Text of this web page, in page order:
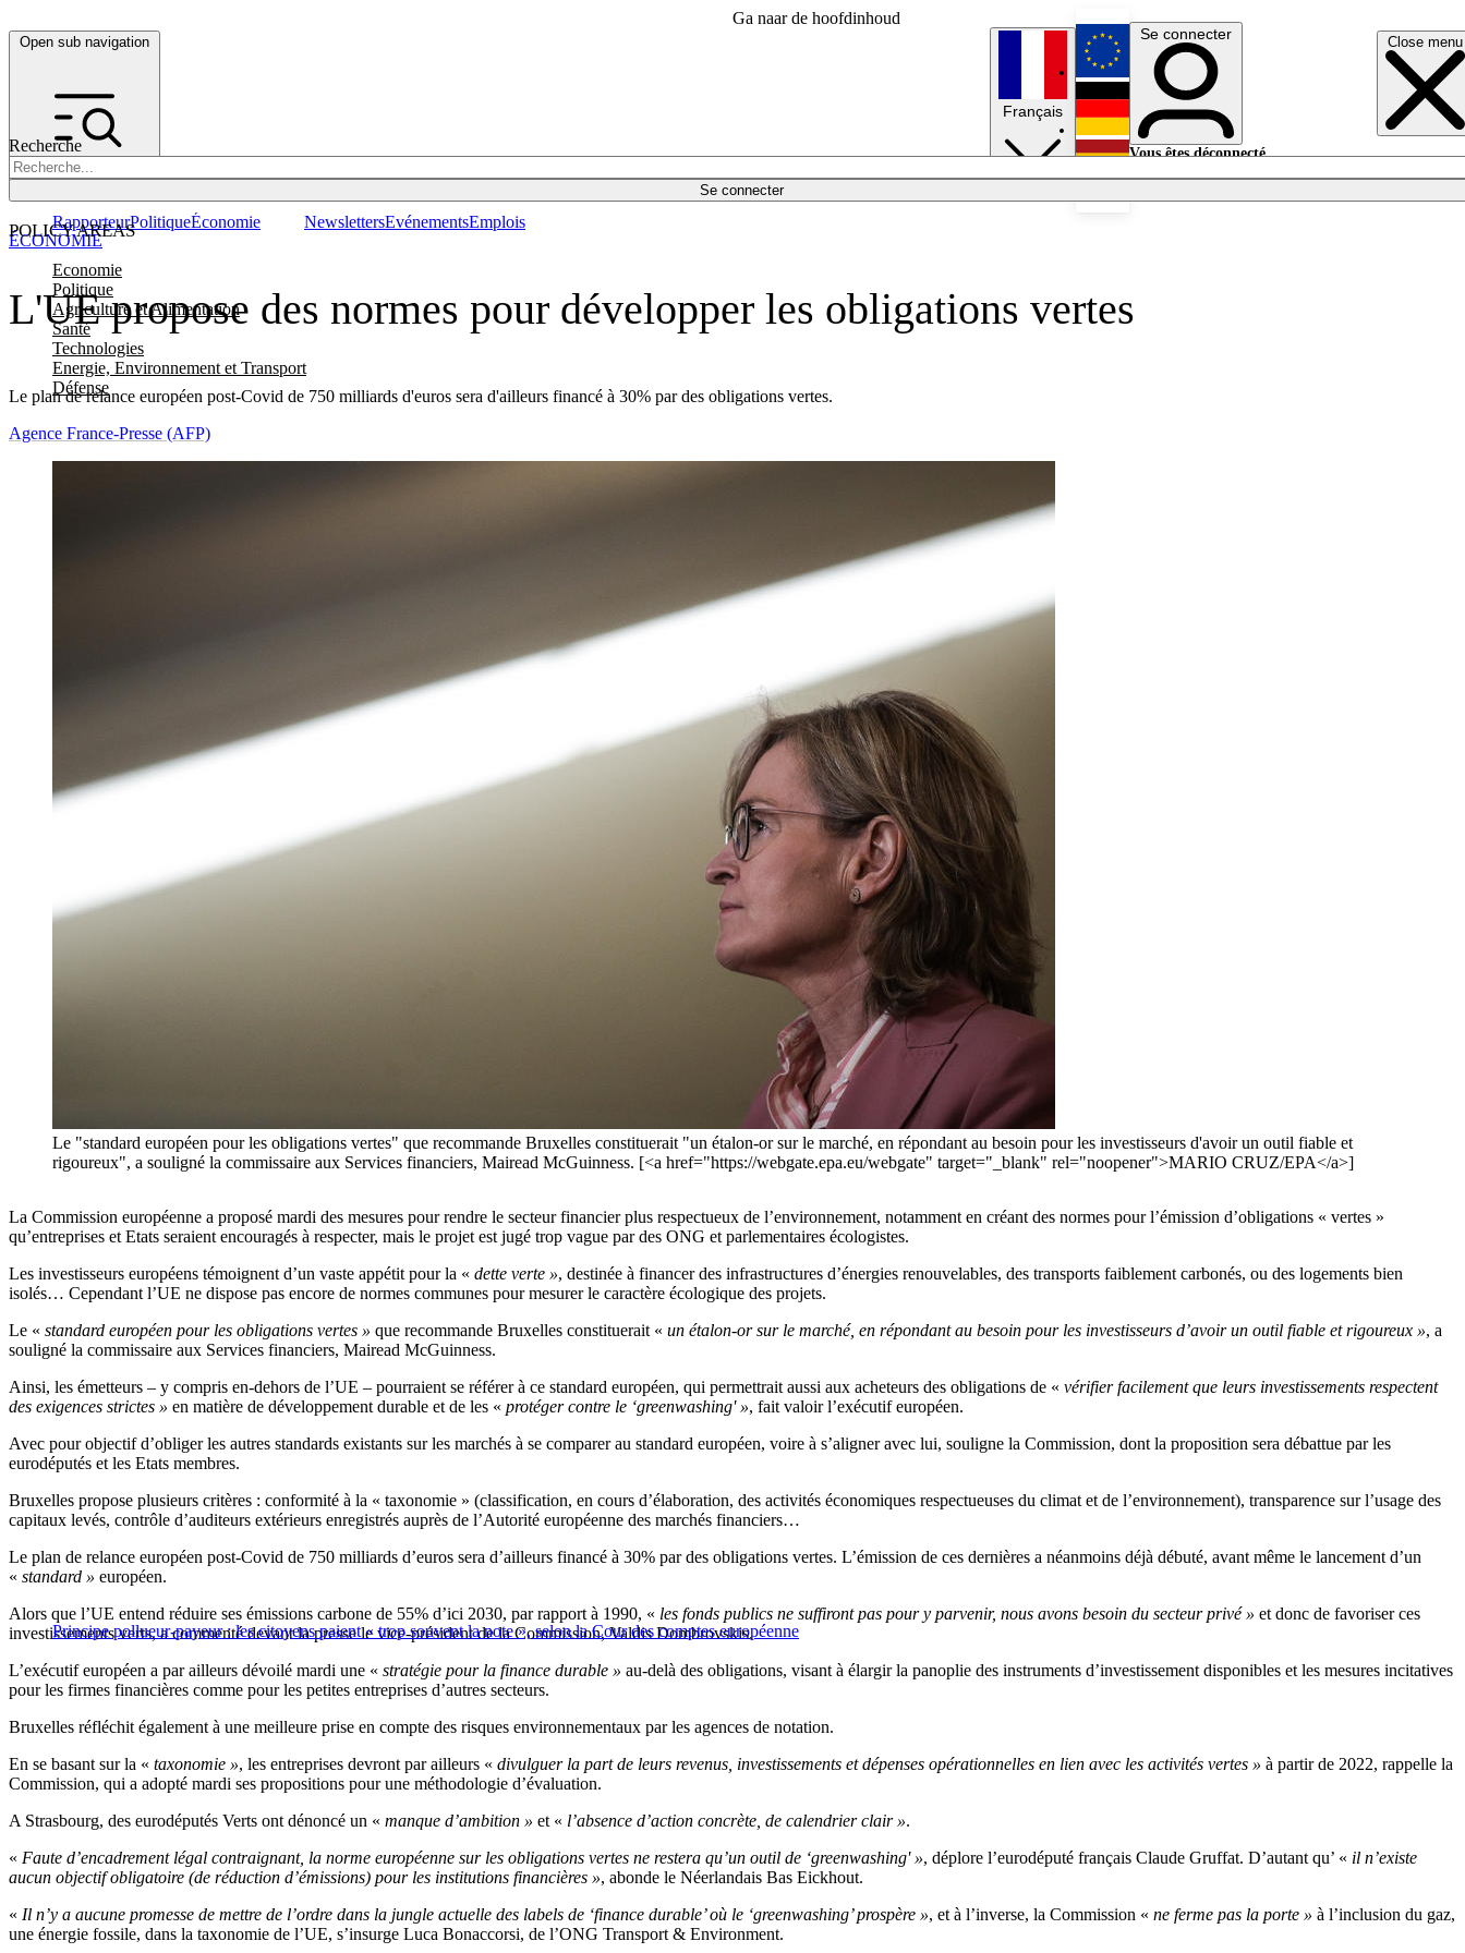
Ga naar de hoofdinhoud
Open sub navigation Close menu
Recherche
Se connecter
POLICY AREAS
Economie
Politique
Agriculture et Alimentation
Santé
Technologies
Energie, Environnement et Transport
Défense
RapporteurPolitiqueÉconomie NewslettersEvénementsEmplois
Français
English
Deutsch
Se connecter
Vous êtes déconnecté.
L'UE propose des normes pour développer les obligations vertes
Le plan de relance européen post-Covid de 750 milliards d'euros sera d'ailleurs financé à 30% par des obligations vertes.
ÉCONOMIE
Agence France-Presse (AFP)
Le "standard européen pour les obligations vertes" que recommande Bruxelles constituerait "un étalon-or sur le marché, en répondant au besoin pour les investisseurs d'avoir un outil fiable et
rigoureux", a souligné la commissaire aux Services financiers, Mairead McGuinness. [<a href="https://webgate.epa.eu/webgate" target="_blank" rel="noopener">MARIO CRUZ/EPA</a>]
La Commission européenne a proposé mardi des mesures pour rendre le secteur financier plus respectueux de l’environnement, notamment en créant des normes pour l’émission d’obligations « vertes »
qu’entreprises et Etats seraient encouragés à respecter, mais le projet est jugé trop vague par des ONG et parlementaires écologistes.
Les investisseurs européens témoignent d’un vaste appétit pour la « dette verte », destinée à financer des infrastructures d’énergies renouvelables, des transports faiblement carbonés, ou des logements bien
isolés… Cependant l’UE ne dispose pas encore de normes communes pour mesurer le caractère écologique des projets.
Le « standard européen pour les obligations vertes » que recommande Bruxelles constituerait « un étalon-or sur le marché, en répondant au besoin pour les investisseurs d’avoir un outil fiable et rigoureux », a
souligné la commissaire aux Services financiers, Mairead McGuinness.
Ainsi, les émetteurs – y compris en-dehors de l’UE – pourraient se référer à ce standard européen, qui permettrait aussi aux acheteurs des obligations de « vérifier facilement que leurs investissements respectent
des exigences strictes » en matière de développement durable et de les « protéger contre le ‘greenwashing' », fait valoir l’exécutif européen.
Avec pour objectif d’obliger les autres standards existants sur les marchés à se comparer au standard européen, voire à s’aligner avec lui, souligne la Commission, dont la proposition sera débattue par les
eurodéputés et les Etats membres.
Bruxelles propose plusieurs critères : conformité à la « taxonomie » (classification, en cours d’élaboration, des activités économiques respectueuses du climat et de l’environnement), transparence sur l’usage des
capitaux levés, contrôle d’auditeurs extérieurs enregistrés auprès de l’Autorité européenne des marchés financiers…
Le plan de relance européen post-Covid de 750 milliards d’euros sera d’ailleurs financé à 30% par des obligations vertes. L’émission de ces dernières a néanmoins déjà débuté, avant même le lancement d’un
« standard » européen.
Principe pollueur-payeur : les citoyens paient « trop souvent la note », selon la Cour des comptes européenne
Alors que l’UE entend réduire ses émissions carbone de 55% d’ici 2030, par rapport à 1990, « les fonds publics ne suffiront pas pour y parvenir, nous avons besoin du secteur privé » et donc de favoriser ces
investissements verts, a commenté devant la presse le vice-président de la Commission, Valdis Dombrovskis.
L’exécutif européen a par ailleurs dévoilé mardi une « stratégie pour la finance durable » au-delà des obligations, visant à élargir la panoplie des instruments d’investissement disponibles et les mesures incitatives
pour les firmes financières comme pour les petites entreprises d’autres secteurs.
Bruxelles réfléchit également à une meilleure prise en compte des risques environnementaux par les agences de notation.
En se basant sur la « taxonomie », les entreprises devront par ailleurs « divulguer la part de leurs revenus, investissements et dépenses opérationnelles en lien avec les activités vertes » à partir de 2022, rappelle la
Commission, qui a adopté mardi ses propositions pour une méthodologie d’évaluation.
A Strasbourg, des eurodéputés Verts ont dénoncé un « manque d’ambition » et « l’absence d’action concrète, de calendrier clair ».
« Faute d’encadrement légal contraignant, la norme européenne sur les obligations vertes ne restera qu’un outil de ‘greenwashing' », déplore l’eurodéputé français Claude Gruffat. D’autant qu’ « il n’existe
aucun objectif obligatoire (de réduction d’émissions) pour les institutions financières », abonde le Néerlandais Bas Eickhout.
« Il n’y a aucune promesse de mettre de l’ordre dans la jungle actuelle des labels de ‘finance durable’ où le ‘greenwashing’ prospère », et à l’inverse, la Commission « ne ferme pas la porte » à l’inclusion du gaz,
une énergie fossile, dans la taxonomie de l’UE, s’insurge Luca Bonaccorsi, de l’ONG Transport & Environment.